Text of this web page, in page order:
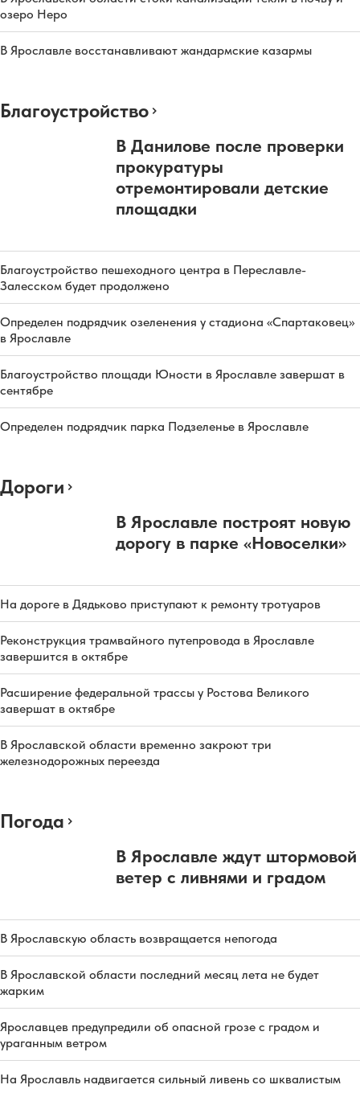
озеро Неро
В Ярославле восстанавливают жандармские казармы
Благоустройство
В Данилове после проверки
прокуратуры
отремонтировали детские
площадки
Благоустройство пешеходного центра в Переславле-
Залесском будет продолжено
Определен подрядчик озеленения у стадиона «Спартаковец»
в Ярославле
Благоустройство площади Юности в Ярославле завершат в
сентябре
Определен подрядчик парка Подзеленье в Ярославле
Дороги
В Ярославле построят новую
дорогу в парке «Новоселки»
На дороге в Дядьково приступают к ремонту тротуаров
Реконструкция трамвайного путепровода в Ярославле
завершится в октябре
Расширение федеральной трассы у Ростова Великого
завершат в октябре
В Ярославской области временно закроют три
железнодорожных переезда
Погода
В Ярославле ждут штормовой
ветер с ливнями и градом
В Ярославскую область возвращается непогода
В Ярославской области последний месяц лета не будет
жарким
Ярославцев предупредили об опасной грозе с градом и
ураганным ветром
На Ярославль надвигается сильный ливень со шквалистым